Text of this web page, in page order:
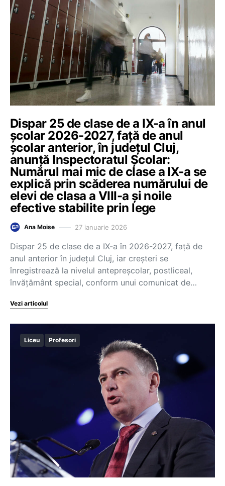
Dispar 25 de clase de a IX-a în anul
școlar 2026-2027, față de anul
școlar anterior, în județul Cluj,
anunță Inspectoratul Școlar:
Numărul mai mic de clase a IX-a se
explică prin scăderea numărului de
elevi de clasa a VIII-a și noile
efective stabilite prin lege
Ana Moise 27 ianuarie 2026
Dispar 25 de clase de a IX-a în 2026-2027, față de
anul anterior în județul Cluj, iar creșteri se
înregistrează la nivelul antepreșcolar, postliceal,
învățământ special, conform unui comunicat de…
Vezi articolul
Liceu Profesori